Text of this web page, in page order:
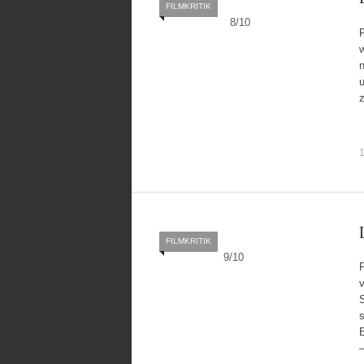
8/10
FILMKRITIK
9/10
FILMKRITIK